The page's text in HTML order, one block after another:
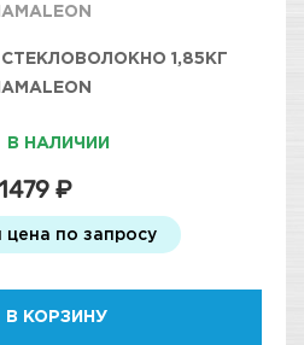
1,85КГ
В НАЛИЧИИ
₽
цена по запросу
В КОРЗИНУ